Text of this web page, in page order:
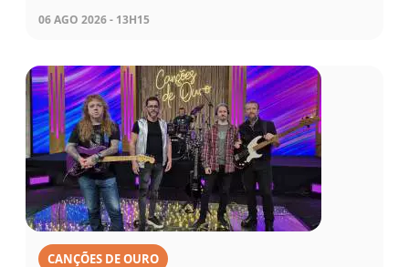
06 AGO 2026 - 13H15
CANÇÕES DE OURO